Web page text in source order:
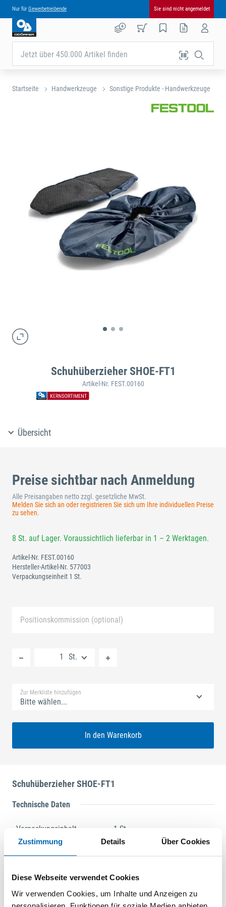
Zustimmung Details Über Cookies
Diese Webseite verwendet Cookies
Wir verwenden Cookies, um Inhalte und Anzeigen zu
Nur für Gewerbetreibende Sie sind nicht angemeldet
Jetzt über 450.000 Artikel finden
Startseite Handwerkzeuge Sonstige Produkte - Handwerkzeuge
Schuhüberzieher SHOE-FT1
Artikel-Nr. FEST.00160
Übersicht
Preise sichtbar nach Anmeldung
Alle Preisangaben netto zzgl. gesetzliche MwSt.
Melden Sie sich an oder registrieren Sie sich um Ihre individuellen Preise
zu sehen.
8 St. auf Lager. Voraussichtlich lieferbar in 1 – 2 Werktagen.
Artikel-Nr. FEST.00160
Hersteller-Artikel-Nr. 577003
Verpackungseinheit 1 St.
Positionskommission (optional)
St.
Zur Merkliste hinzufügen
Bitte wählen...
In den Warenkorb
Schuhüberzieher SHOE-FT1
Technische Daten
Verpackungsinhalt 1 St.